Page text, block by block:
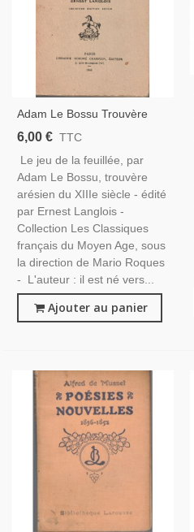
Adam Le Bossu Trouvère
Artésien Du XIIIe S, Le Jeu
Classiques Français,
Théâtre, Littérature Moyen
Age,
6,00 € TTC
Le jeu de la feuillée, par
Adam Le Bossu, trouvère
arésien du XIIIe siècle - édité
par Ernest Langlois -
Collection Les Classiques
français du Moyen Age, sous
la direction de Mario Roques
- L'auteur : il est né vers...
Ajouter au panier